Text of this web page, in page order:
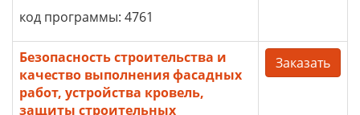
код программы: 4761
Безопасность строительства и
качество выполнения фасадных
работ, устройства кровель,
защиты строительных
Заказать